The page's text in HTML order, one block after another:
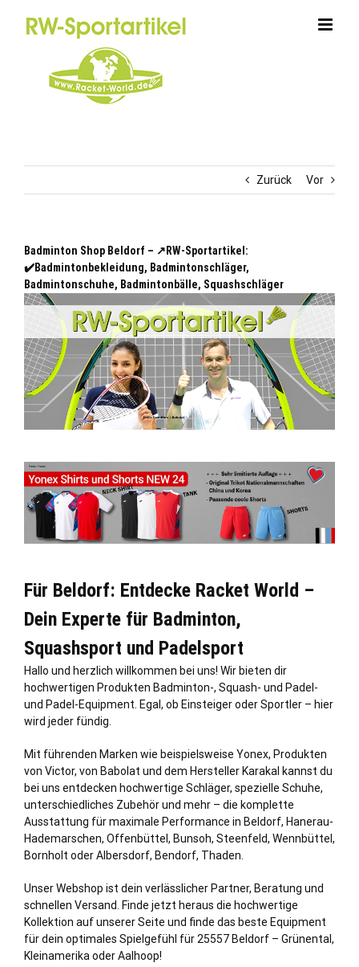
Zurück Vor
Badminton Shop Beldorf – ↗️RW-Sportartikel:
✔️Badmintonbekleidung, Badmintonschläger,
Badmintonschuhe, Badmintonbälle, Squashschläger
Für Beldorf: Entdecke Racket World –
Dein Experte für Badminton,
Squashsport und Padelsport
Hallo und herzlich willkommen bei uns! Wir bieten dir
hochwertigen Produkten Badminton-, Squash- und Padel-
und Padel-Equipment. Egal, ob Einsteiger oder Sportler – hier
wird jeder fündig.
Mit führenden Marken wie beispielsweise Yonex, Produkten
von Victor, von Babolat und dem Hersteller Karakal kannst du
bei uns entdecken hochwertige Schläger, spezielle Schuhe,
unterschiedliches Zubehör und mehr – die komplette
Ausstattung für maximale Performance in Beldorf, Hanerau-
Hademarschen, Offenbüttel , Bunsoh, Steenfeld, Wennbüttel ,
Bornholt oderAlbersdorf, Bendorf, Thaden
Unser Webshop ist dein verlässlicher Partner, Beratung und
schnellen Versand. Finde jetzt heraus die hochwertige
Kollektion auf unserer Seite und finde das beste Equipment
für dein optimales Spielgefühl für 25557 Beldorf – Grünental,
Kleinamerika oder Aalhoop!